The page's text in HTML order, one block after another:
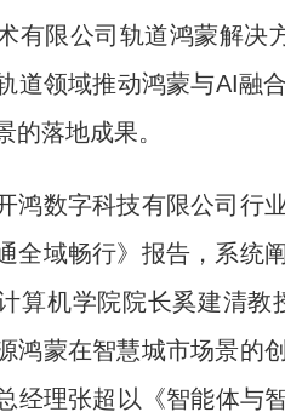
限公司轨道鸿蒙解决方
道领域推动鸿蒙与AI融
的落地成果。
数字科技有限公司行业
全域畅行》报告，系统
算机学院院长奚建清
鸿蒙在智慧城市场景的
经理张超以《智能体与